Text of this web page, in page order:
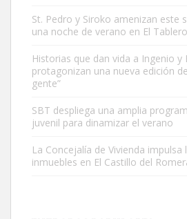
Busco adopción responsable para mi
hembra, 4 años. Por motivos personales ...
Leales.org » Gran Canaria
St. Pedro y Siroko amenizan este
una noche de verano en El Tablero
Historias que dan vida a Ingenio y
protagonizan una nueva edición
gente”
SBT despliega una amplia
juvenil para dinamizar el verano
La Concejalía de Vivienda
inmuebles en El Castillo del